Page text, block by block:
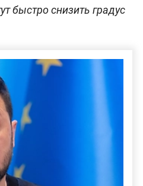
быстро снизить градус